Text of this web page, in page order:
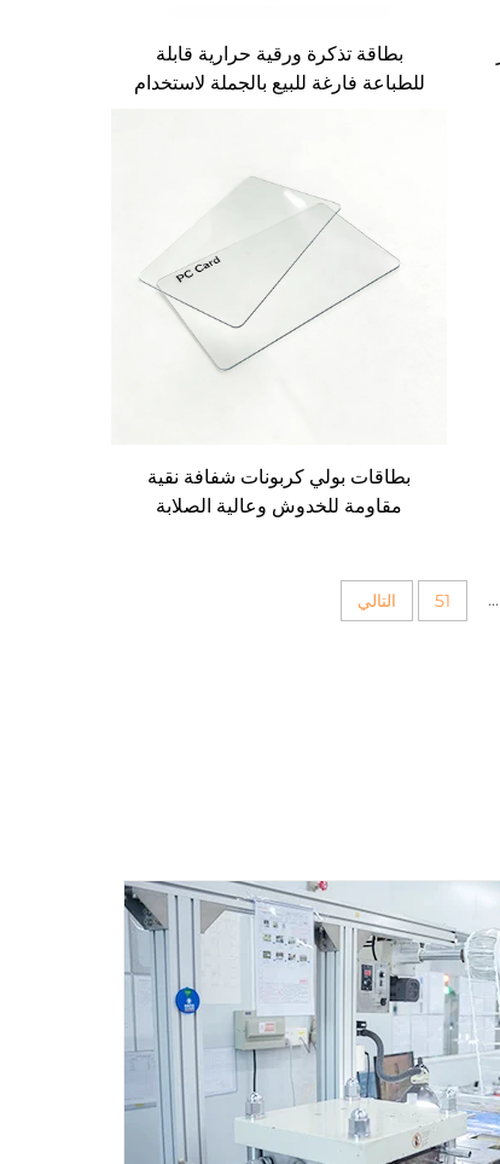
بطاقة تذكرة ورقية حرارية قابلة
للطباعة فارغة للبيع بالجملة لاستخدام
بطاقات بولي كربونات شفافة نقية
مقاومة للخدوش وعالية الصلابة
...
51 التالي